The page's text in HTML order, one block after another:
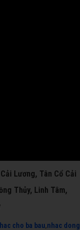
Lương, Tân Cổ Cải
Thủy, Linh Tâm,
cho ba bau,nhac dong